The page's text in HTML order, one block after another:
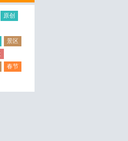
原创
景区
春节